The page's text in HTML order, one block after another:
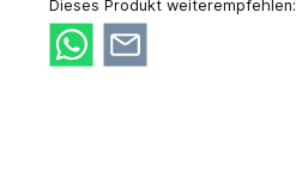
Dieses Produkt weiterempfehlen: